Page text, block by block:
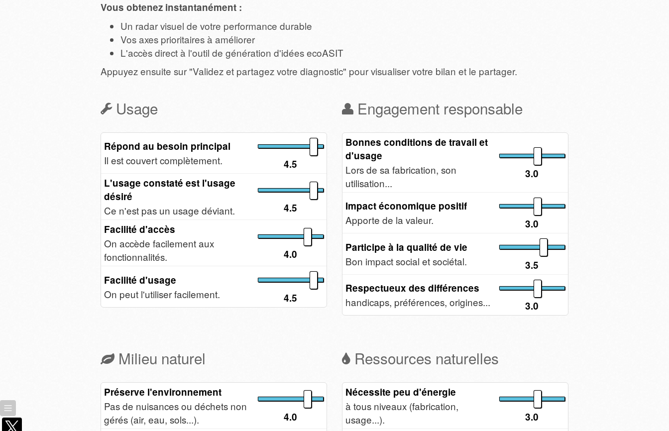
Vous obtenez instantanément :
Un radar visuel de votre performance durable
Vos axes prioritaires à améliorer
L'accès direct à l'outil de génération d'idées ecoASIT
Appuyez ensuite sur "Validez et partagez votre diagnostic" pour visualiser votre bilan et le partager.
Usage
Répond au besoin principal
Il est couvert complètement.
4.5
L'usage constaté est l'usage
désiré
Ce n'est pas un usage déviant.
4.5
Facilité d'accès
On accède facilement aux
fonctionnalités.
4.0
Facilité d'usage
On peut l'utiliser facilement.
4.5
Engagement responsable
Bonnes conditions de travail et
d'usage
Lors de sa fabrication, son
utilisation...
3.0
Impact économique positif
Apporte de la valeur.
3.0
Participe à la qualité de vie
Bon impact social et sociétal.
3.5
Respectueux des différences
handicaps, préférences, origines...
3.0
Milieu naturel
Préserve l'environnement
Pas de nuisances ou déchets non
gérés (air, eau, sols...).
4.0
Ressources naturelles
Nécessite peu d'énergie
à tous niveaux (fabrication,
usage...).
3.0